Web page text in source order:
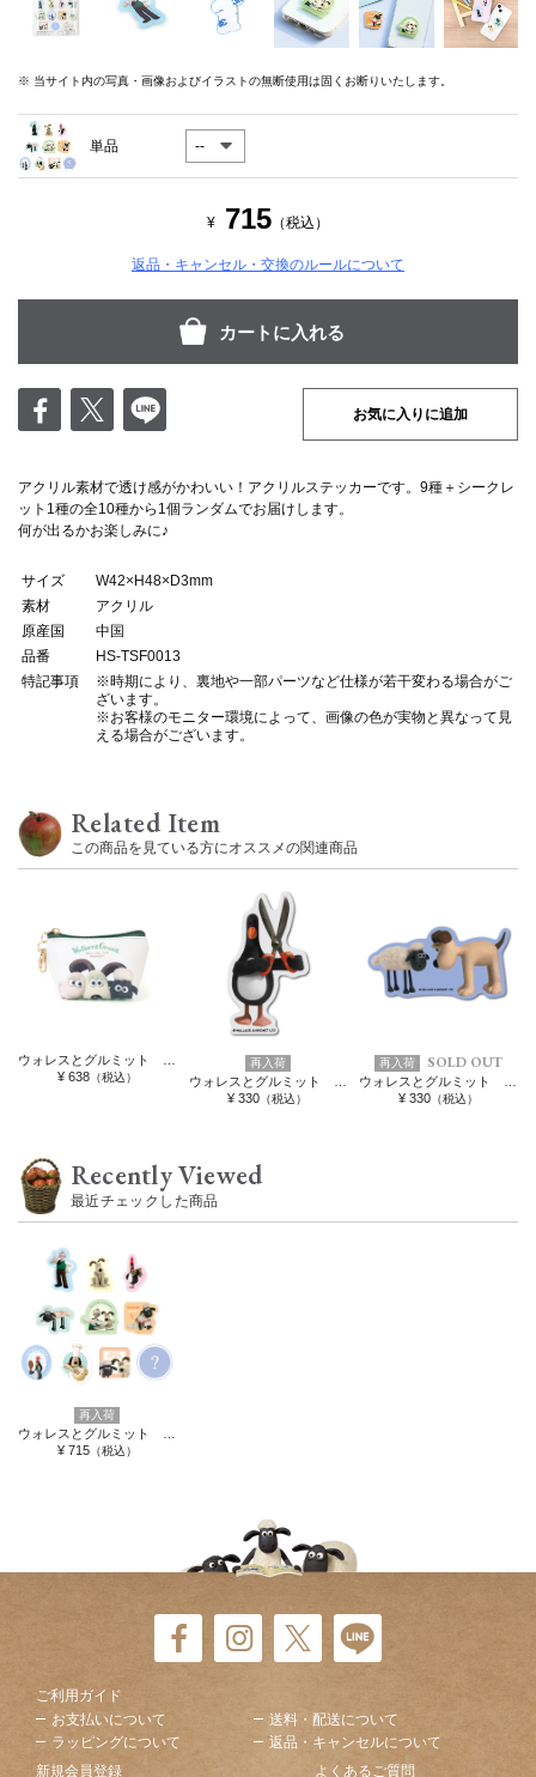
※ 当サイト内の写真・画像およびイラストの無断使用は固くお断りいたします。
単品
¥ 715 （税込）
返品・キャンセル・交換のルールについて
お気に入りに追加
アクリル素材で透け感がかわいい！アクリルステッカーです。9種＋シークレ
ット1種の全10種から1個ランダムでお届けします。
何が出るかお楽しみに♪
サイズ
W42×H48×D3mm
素材
アクリル
原産国
中国
品番
HS-TSF0013
特記事項
※時期により、裏地や一部パーツなど仕様が若干変わる場合がご
ざいます。
※お客様のモニター環境によって、画像の色が実物と異なって見
える場合がございます。
Related Item
この商品を見ている方にオススメの関連商品
¥ 638（税込）
再入荷
¥ 330 （税込）
再入荷 SOLD OUT
¥ 330 （税込）
Recently Viewed
最近チェックした商品
再入荷
¥ 715（税込）
ご利用ガイド
お支払いについて
送料・配送について
ラッピングについて
返品・キャンセルについて
新規会員登録
よくあるご質問